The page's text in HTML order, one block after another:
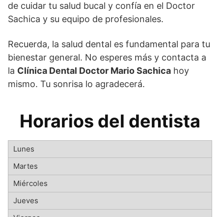
de cuidar tu salud bucal y confía en el Doctor
Sachica y su equipo de profesionales.
Recuerda, la salud dental es fundamental para tu
bienestar general. No esperes más y contacta a
la Clínica Dental Doctor Mario Sachica hoy
mismo. Tu sonrisa lo agradecerá.
Horarios del dentista